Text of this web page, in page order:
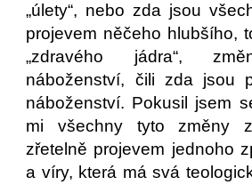
„úlety“, nebo zda jsou
projevem něčeho hlubšího,
„zdravého jádra“,
náboženství, čili zda jsou
náboženství. Pokusil jsem
mi všechny tyto změny
zřetelně projevem jednoho
a víry, která má svá